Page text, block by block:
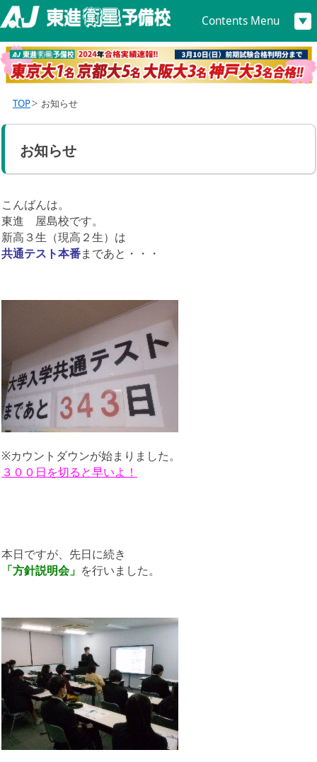
Contents Menu
TOP お知らせ
お知らせ
こんばんは。
東進 屋島校です。
新高３生（現高２生）は
共通テスト本番まであと・・・
※カウントダウンが始まりました。
３００日を切ると早いよ！
本日ですが、先日に続き
「方針説明会」 を行いました。